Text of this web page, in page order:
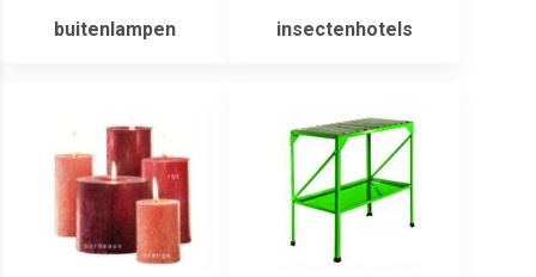
buitenlampen insectenhotels